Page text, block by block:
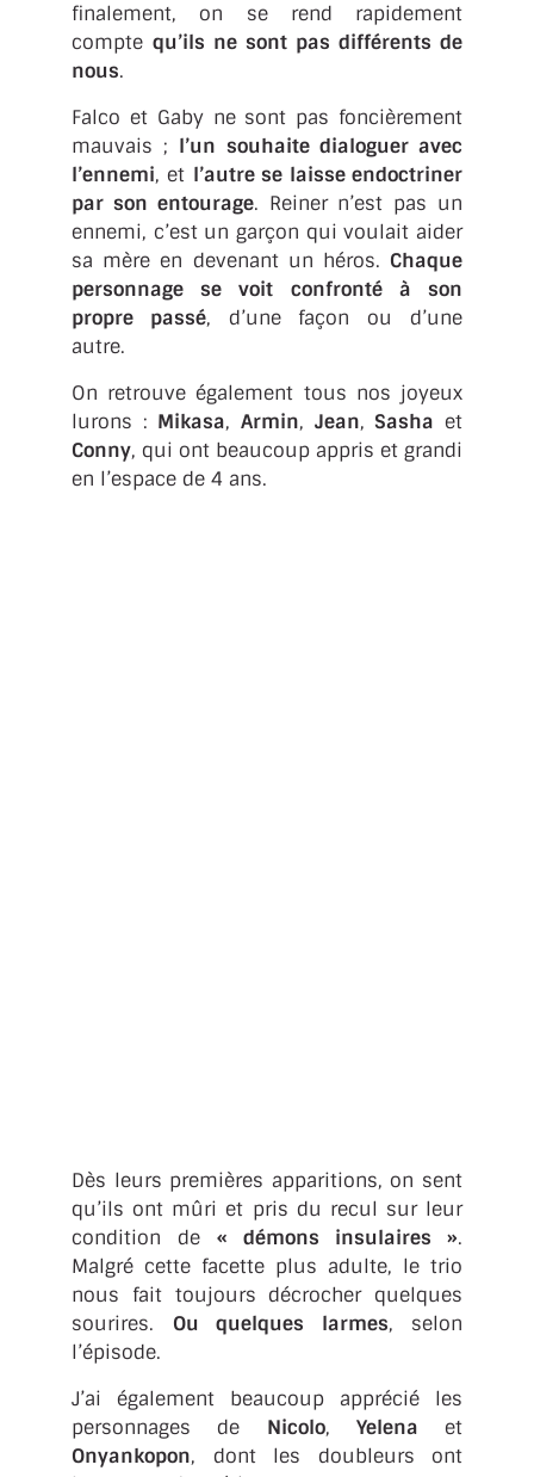
finalement, on se rend rapidement
compte qu’ils ne sont pas différents de
nous.
Falco et Gaby ne sont pas foncièrement
mauvais ; l’un souhaite dialoguer avec
l’ennemi, et l’autre se laisse endoctriner
par son entourage. Reiner n’est pas un
ennemi, c’est un garçon qui voulait aider
sa mère en devenant un héros. Chaque
personnage se voit confronté à son
propre passé, d’une façon ou d’une
autre.
On retrouve également tous nos joyeux
lurons : Mikasa,Armin, Jean,Sasha et
Conny, qui ont beaucoup appris et grandi
en l’espace de 4 ans.
Dès leurs premières apparitions, on sent
qu’ils ont mûri et pris du recul sur leur
condition de « démons insulaires ».
Malgré cette facette plus adulte, le trio
nous fait toujours décrocher quelques
sourires. Ou quelques larmes, selon
l’épisode.
J’ai également beaucoup apprécié les
personnages de Nicolo, Yelena et
Onyankopon, dont les doubleurs ont